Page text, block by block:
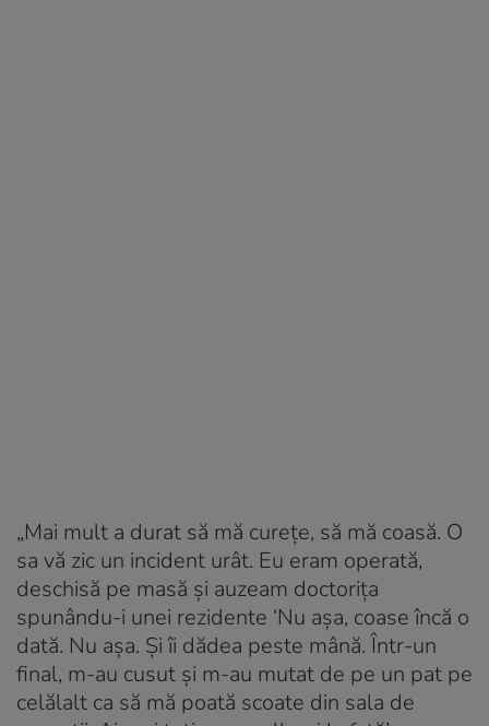
„Mai mult a durat să mă curețe, să mă coasă. O
sa vă zic un incident urât. Eu eram operată,
deschisă pe masă și auzeam doctorița
spunându-i unei rezidente ‘Nu așa, coase încă o
dată. Nu așa. Și îi dădea peste mână. Într-un
final, m-au cusut și m-au mutat de pe un pat pe
celălalt ca să mă poată scoate din sala de